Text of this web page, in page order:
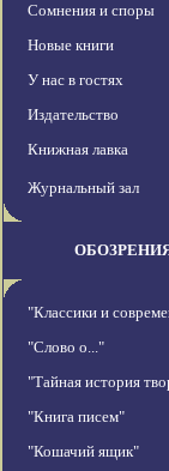
Сомнения и споры
Новые книги
У нас в гостях
Издательство
Книжная лавка
Журнальный зал
"Классики и
"Слово о..."
"Тайная история
"Книга писем"
"Кошачий ящик"